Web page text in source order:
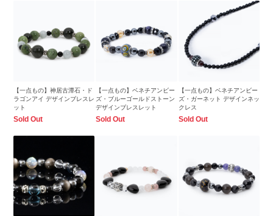
【一点もの】神居古潭石・ド
ラゴンアイ デザインブレスレ
ット
Sold Out
【一点もの】ベネチアンビー
ズ・ブルーゴールドストーン
デザインブレスレット
Sold Out
【一点もの】ベネチアンビー
ズ・ガーネット デザインネッ
クレス
Sold Out